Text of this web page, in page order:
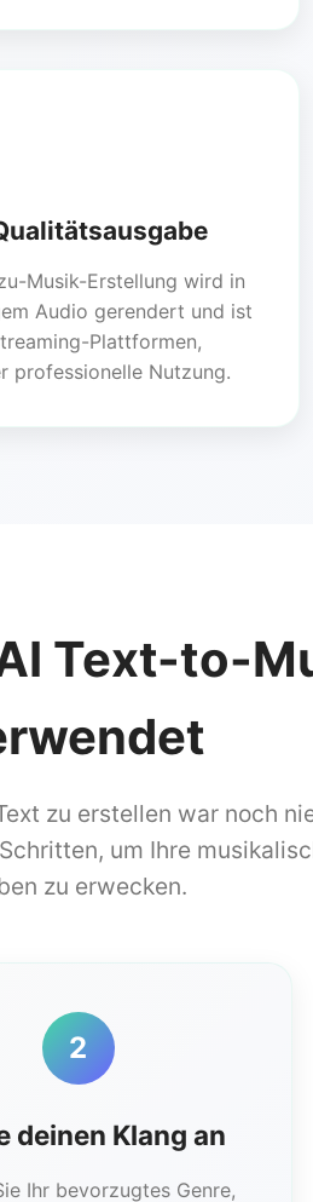
Musik-Erstellung wird in
Audio gerendert und ist
Plattformen,
professionelle Nutzung.
Text-to-
zu erstellen war noch
um Ihre
zu erwecken.
2
deinen Klang an
Ihr bevorzugtes Genre,